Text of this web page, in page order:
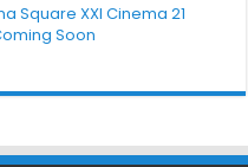
Square XXI Cinema 21
Soon